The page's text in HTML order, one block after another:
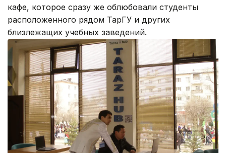
кафе, которое сразу же облюбовали студенты
расположенного рядом ТарГУ и других
близлежащих учебных заведений.